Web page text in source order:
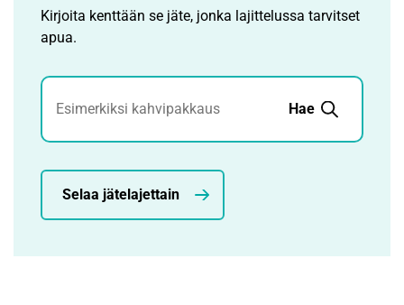
Kirjoita kenttään se jäte, jonka lajittelussa tarvitset
apua.
Jätehaku
Hae
Selaa jätelajettain